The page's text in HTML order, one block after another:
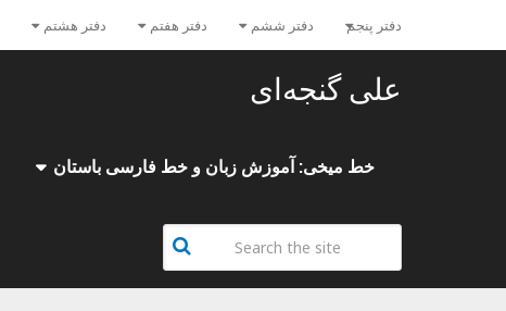
دفتر پنجم دفتر ششم دفتر هفتم دفتر هشتم
علی گنجه‌ای
خط میخی: آموزش زبان و خط فارسی باستان